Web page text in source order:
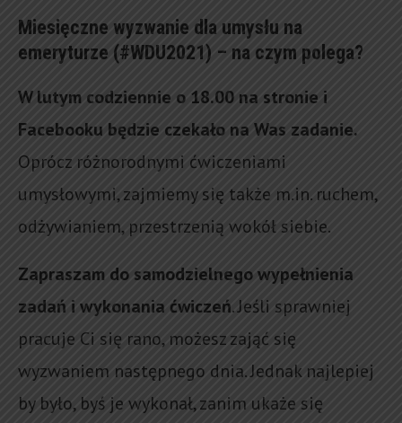
Miesięczne wyzwanie dla umysłu na
emeryturze (#WDU2021) – na czym polega?
W lutym codziennie o 18.00 na stronie i
Facebooku będzie czekało na Was zadanie.
Oprócz różnorodnymi ćwiczeniami
umysłowymi, zajmiemy się także m.in. ruchem,
odżywianiem, przestrzenią wokół siebie.
Zapraszam do samodzielnego wypełnienia
zadań i wykonania ćwiczeń. Jeśli sprawniej
pracuje Ci się rano, możesz zająć się
wyzwaniem następnego dnia. Jednak najlepiej
by było, byś je wykonał, zanim ukaże się